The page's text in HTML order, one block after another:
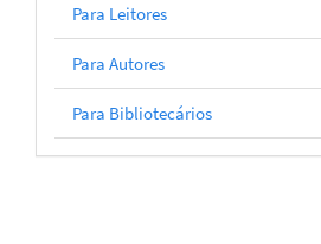
Para Leitores
Para Autores
Para Bibliotecários